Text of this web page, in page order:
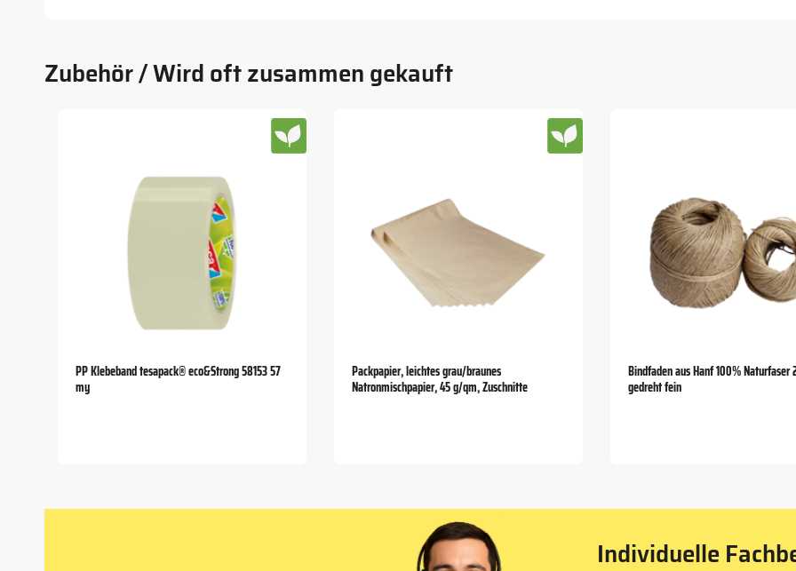
Zubehör / Wird oft zusammen gekauft
PP Klebeband tesapack® eco&Strong 58153 57
my
Packpapier, leichtes grau/braunes
Natronmischpapier, 45 g/qm, Zuschnitte
Bindfaden aus Hanf 100% Naturfaser
gedreht fein
Individuelle